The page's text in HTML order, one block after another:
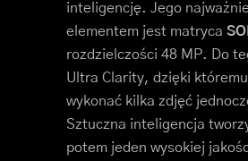
inteligencję. Jego
elementem jest matryca
rozdzielczości 48 MP. Do
Ultra Clarity, dzięki
wykonać kilka zdjęć
Sztuczna inteligencja
potem jeden wysokiej